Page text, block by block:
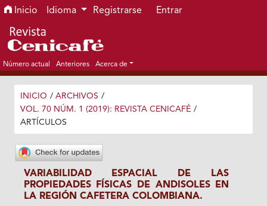
Ir al menú de navegación principal
Ir al contenido principal
Ir al pie de página del sitio
Inicio Idioma Registrarse Entrar
Número actual Anteriores Acerca de
INICIO / ARCHIVOS /
VOL. 70 NÚM. 1 (2019): REVISTA CENICAFÉ /
ARTÍCULOS
VARIABILIDAD ESPACIAL DE LAS
PROPIEDADES FÍSICAS DE ANDISOLES EN
LA REGIÓN CAFETERA COLOMBIANA.